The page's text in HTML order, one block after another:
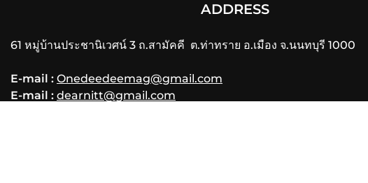
ADDRESS
61 หมู่บ้านประชานิเวศน์ 3 ถ.สามัคคี ต.ท่าทราย อ.เมือง จ.นนทบุรี 1000
E-mail : Onedeedeemag@gmail.com
E-mail : dearnitt@gmail.com